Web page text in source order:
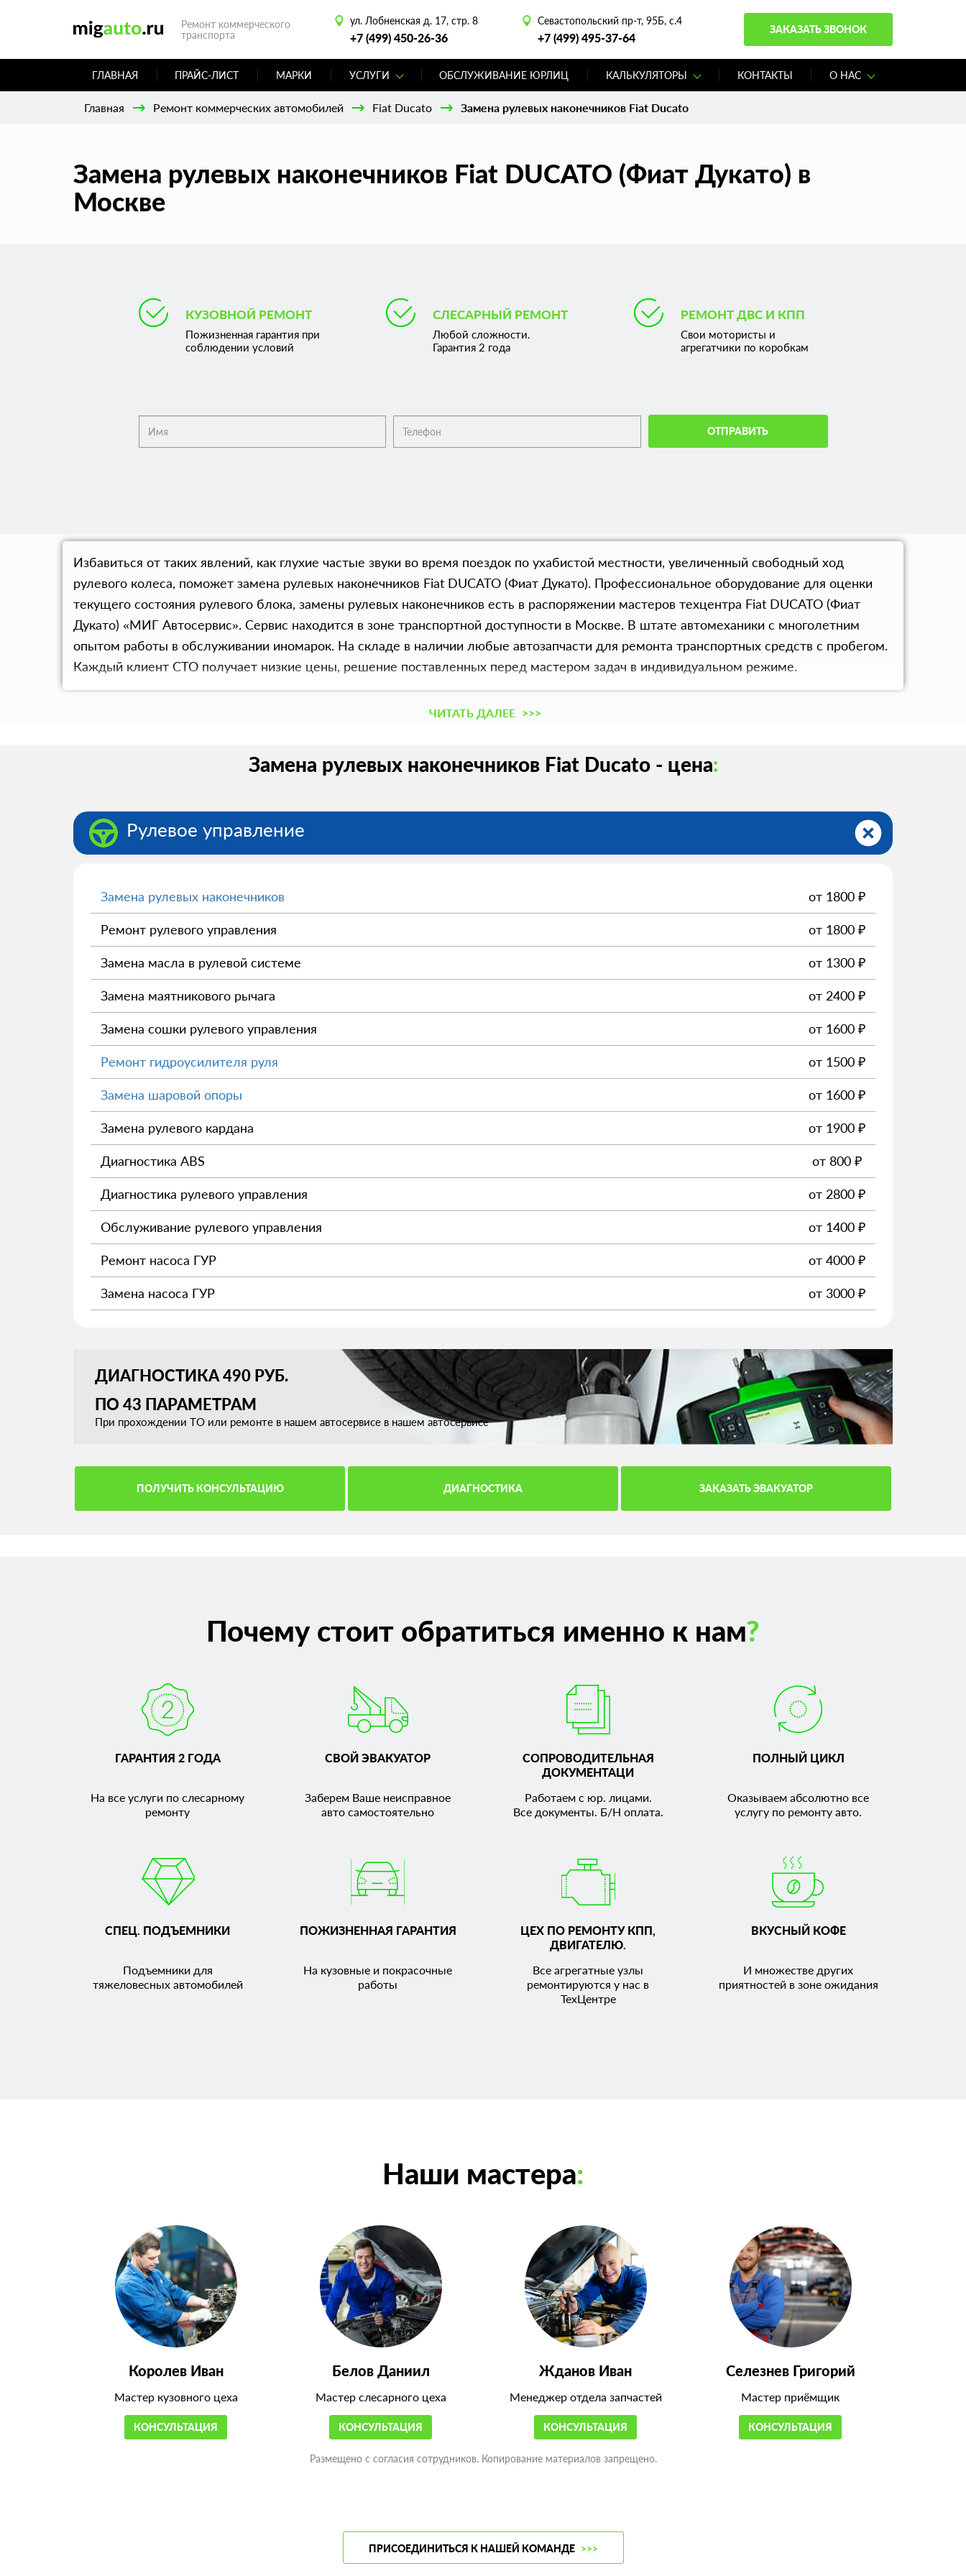
Ремонт коммерческого
транспорта
ул. Лобненская д. 17, стр. 8
+7 (499) 450-26-36
Севастопольский пр-т, 95Б, с.4
+7 (499) 495-37-64
ЗАКАЗАТЬ ЗВОНОК
ГЛАВНАЯ ПРАЙС-ЛИСТ МАРКИ УСЛУГИ ОБСЛУЖИВАНИЕ ЮРЛИЦ КАЛЬКУЛЯТОРЫ КОНТАКТЫ О НАС
Главная Ремонт коммерческих автомобилей Fiat Ducato Замена рулевых наконечников Fiat Ducato
Замена рулевых наконечников Fiat DUCATO (Фиат Дукато) в
Москве
КУЗОВНОЙ РЕМОНТ
Пожизненная гарантия при
соблюдении условий
СЛЕСАРНЫЙ РЕМОНТ
Любой сложности.
Гарантия 2 года
РЕМОНТ ДВС И КПП
Свои мотористы и
агрегатчики по коробкам
ОТПРАВИТЬ
Избавиться от таких явлений, как глухие частые звуки во время поездок по ухабистой местности, увеличенный свободный ход
рулевого колеса, поможет замена рулевых наконечников Fiat DUCATO (Фиат Дукато). Профессиональное оборудование для оценки
текущего состояния рулевого блока, замены рулевых наконечников есть в распоряжении мастеров техцентра Fiat DUCATO (Фиат
Дукато) «МИГ Автосервис». Сервис находится в зоне транспортной доступности в Москве. В штате автомеханики с многолетним
опытом работы в обслуживании иномарок. На складе в наличии любые автозапчасти для ремонта транспортных средств с пробегом.
Каждый клиент СТО получает низкие цены, решение поставленных перед мастером задач в индивидуальном режиме.
ЧИТАТЬ ДАЛЕЕ >>>
Замена рулевых наконечников Fiat Ducato - цена:
Рулевое управление
Замена рулевых наконечников от 1800 ₽
Ремонт рулевого управления от 1800 ₽
Замена масла в рулевой системе от 1300 ₽
Замена маятникового рычага от 2400 ₽
Замена сошки рулевого управления от 1600 ₽
Ремонт гидроусилителя руля от 1500 ₽
Замена шаровой опоры от 1600 ₽
Замена рулевого кардана от 1900 ₽
Диагностика ABS от 800 ₽
Диагностика рулевого управления от 2800 ₽
Обслуживание рулевого управления от 1400 ₽
Ремонт насоса ГУР от 4000 ₽
Замена насоса ГУР от 3000 ₽
ДИАГНОСТИКА 490 РУБ.
ПО 43 ПАРАМЕТРАМ
При прохождении ТО или ремонте в нашем автосервисе в нашем автосервисе
ПОЛУЧИТЬ КОНСУЛЬТАЦИЮ ДИАГНОСТИКА ЗАКАЗАТЬ ЭВАКУАТОР
Почему стоит обратиться именно к нам?
ГАРАНТИЯ 2 ГОДА
На все услуги по слесарному
ремонту
СВОЙ ЭВАКУАТОР
Заберем Ваше неисправное
авто самостоятельно
СОПРОВОДИТЕЛЬНАЯ
ДОКУМЕНТАЦИ
Работаем с юр. лицами.
Все документы. Б/Н оплата.
ПОЛНЫЙ ЦИКЛ
Оказываем абсолютно все
услугу по ремонту авто.
СПЕЦ. ПОДЪЕМНИКИ
Подъемники для
тяжеловесных автомобилей
ПОЖИЗНЕННАЯ ГАРАНТИЯ
На кузовные и покрасочные
работы
ЦЕХ ПО РЕМОНТУ КПП,
ДВИГАТЕЛЮ.
Все агрегатные узлы
ремонтируются у нас в
ТехЦентре
ВКУСНЫЙ КОФЕ
И множестве других
приятностей в зоне ожидания
Наши мастера:
Королев Иван
Мастер кузовного цеха
КОНСУЛЬТАЦИЯ
Белов Даниил
Мастер слесарного цеха
КОНСУЛЬТАЦИЯ
Жданов Иван
Менеджер отдела запчастей
КОНСУЛЬТАЦИЯ
Селезнев Григорий
Мастер приёмщик
КОНСУЛЬТАЦИЯ
Размещено с согласия сотрудников. Копирование материалов запрещено.
ПРИСОЕДИНИТЬСЯ К НАШЕЙ КОМАНДЕ >>>